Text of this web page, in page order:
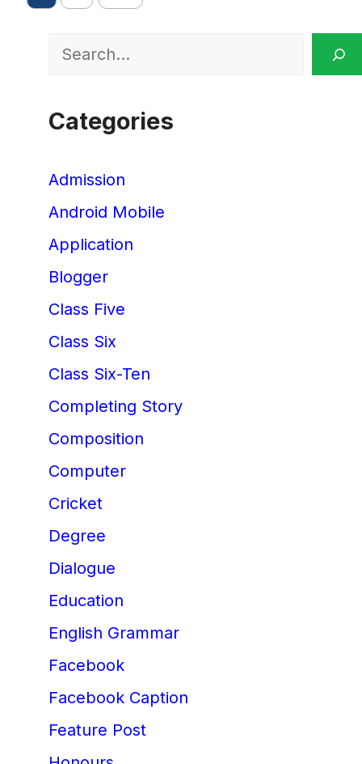
Search
Categories
Admission
Android Mobile
Application
Blogger
Class Five
Class Six
Class Six-Ten
Completing Story
Composition
Computer
Cricket
Degree
Dialogue
Education
English Grammar
Facebook
Facebook Caption
Feature Post